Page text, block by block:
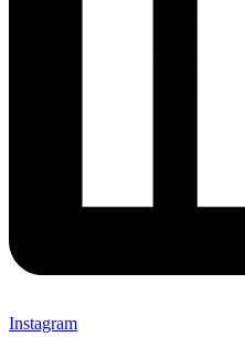
Instagram